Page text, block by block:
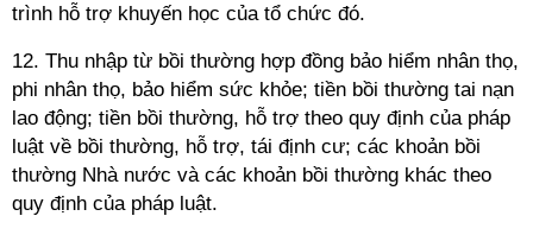
trình hỗ trợ khuyến học của tổ chức đó.
12. Thu nhập từ bồi thường hợp đồng bảo hiểm nhân thọ,
phi nhân thọ, bảo hiểm sức khỏe; tiền bồi thường tai nạn
lao động; tiền bồi thường, hỗ trợ theo quy định của pháp
luật về bồi thường, hỗ trợ, tái định cư; các khoản bồi
thường Nhà nước và các khoản bồi thường khác theo
quy định của pháp luật.